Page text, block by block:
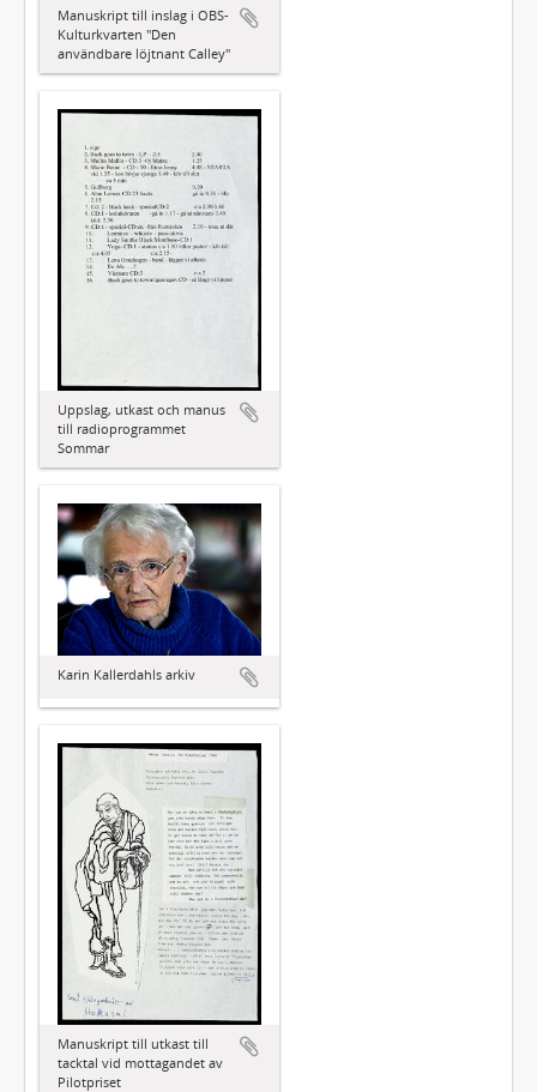
Manuskript till inslag i OBS-
Kulturkvarten "Den
användbare löjtnant Calley"
Uppslag, utkast och manus
till radioprogrammet
Sommar
Karin Kallerdahls arkiv
Manuskript till utkast till
tacktal vid mottagandet av
Pilotpriset